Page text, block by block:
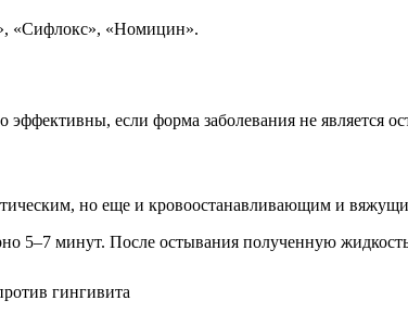
«Сифлокс», «Номицин».
если форма заболевания не является
но еще и кровоостанавливающим и
5–7 минут. После остывания полученную